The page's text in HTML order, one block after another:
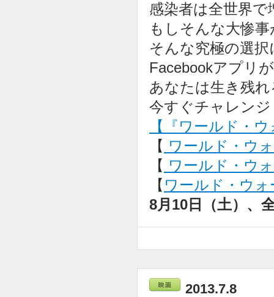
感染者は全世界
もしそんな大惨
そんな究極の選択
Facebookアプリ
あなたは生き残
今すぐチャレン
【『ワールド・
【 ワールド・ウ
【 ワールド・ウ
【 ワールド・ウ
8月10日（土）、
2013.7.8